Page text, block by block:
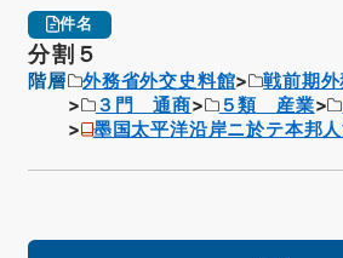
件名
分割５
階層 外務省外交史料館
戦前期
３門 通商
５類 産業
墨国太平洋沿岸ニ於テ本邦